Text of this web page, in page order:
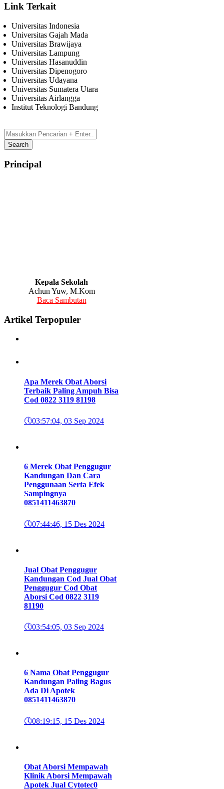
Link Terkait
Universitas Indonesia
Universitas Gajah Mada
Universitas Brawijaya
Universitas Lampung
Universitas Hasanuddin
Universitas Dipenogoro
Universitas Udayana
Universitas Sumatera Utara
Universitas Airlangga
Institut Teknologi Bandung
Principal
Kepala Sekolah
Achun Yuw, M.Kom
Baca Sambutan
Artikel Terpopuler
Apa Merek Obat Aborsi
Terbaik Paling Ampuh Bisa
Cod 0822 3119 81198
🕔03:57:04, 03 Sep 2024
6 Merek Obat Penggugur
Kandungan Dan Cara
Penggunaan Serta Efek
Sampingnya
0851411463870
🕔07:44:46, 15 Des 2024
Jual Obat Penggugur
Kandungan Cod Jual Obat
Penggugur Cod Obat
Aborsi Cod 0822 3119
81190
🕔03:54:05, 03 Sep 2024
6 Nama Obat Penggugur
Kandungan Paling Bagus
Ada Di Apotek
0851411463870
🕔08:19:15, 15 Des 2024
Obat Aborsi Mempawah
Klinik Aborsi Mempawah
Apotek Jual Cytotec0